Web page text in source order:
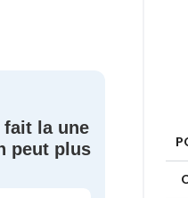
fait la une
peut plus